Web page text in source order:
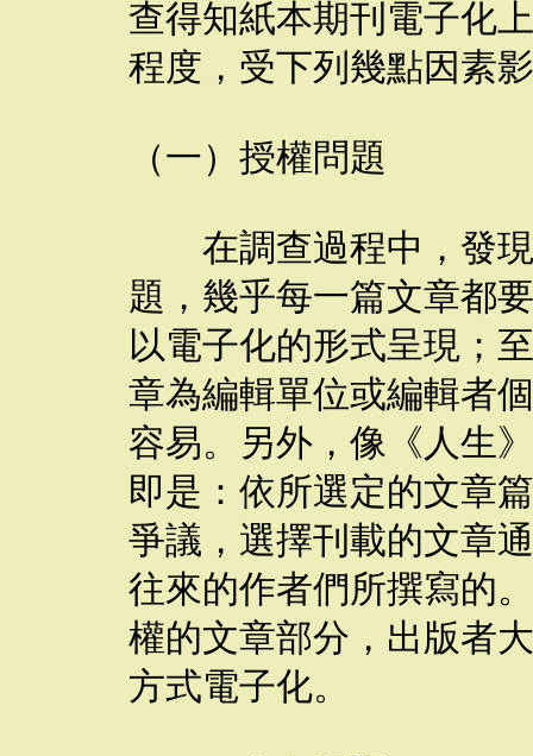
查得知紙本期刊電子化
程度，受下列幾點因素
（一）授權問題
在調查過程中，發現
題，幾乎每一篇文章都
以電子化的形式呈現；
章為編輯單位或編輯者
容易。另外，像《人生
即是：依所選定的文章
爭議，選擇刊載的文章
往來的作者們所撰寫的
權的文章部分，出版者
方式電子化。